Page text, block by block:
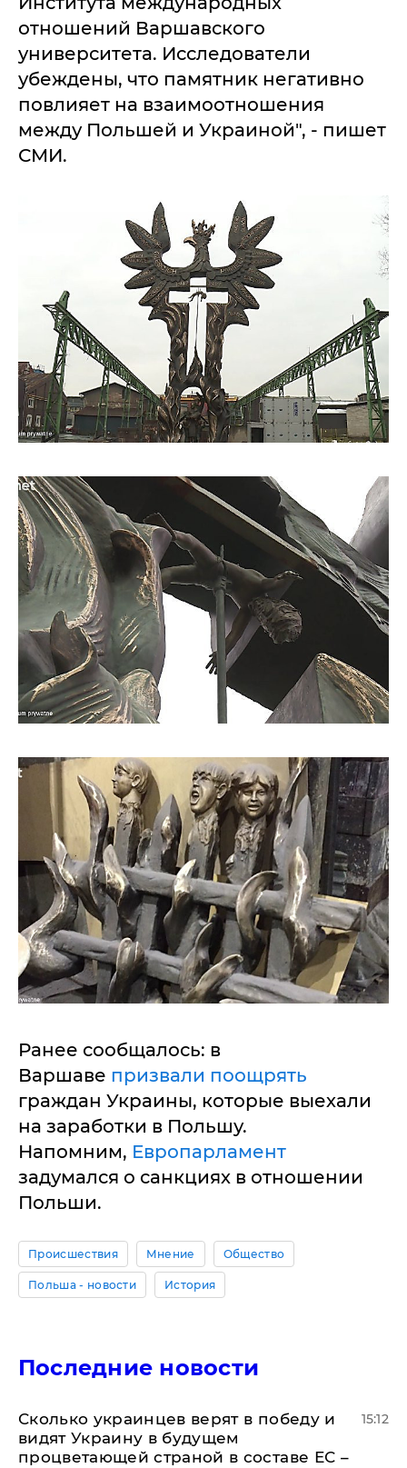
отношений Варшавского
университета. Исследователи
убеждены, что памятник негативно
повлияет на взаимоотношения
между Польшей и Украиной", - пишет
СМИ.
Ранее сообщалось: в
Варшаве призвали поощрять
граждан Украины, которые выехали
на заработки в Польшу.
Напомним, Европарламент
задумался о санкциях в отношении
Польши.
Происшествия Мнение Общество
Польша - новости История
Последние новости
Сколько украинцев верят в победу и
видят Украину в будущем
процветающей страной в составе ЕС –
15:12